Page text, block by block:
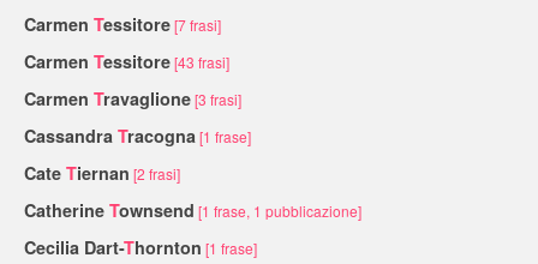
Carmen Tessitore[7 frasi]
Carmen Tessitore[43 frasi]
Carmen Travaglione[3 frasi]
Cassandra Tracogna [1 frase]
Cate Tiernan [2 frasi]
Catherine Townsend [1 frase, 1 pubblicazione]
Cecilia Dart-Thornton [1 frase]